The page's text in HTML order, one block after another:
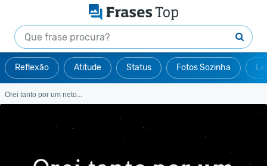
Reflexão Atitude Status Fotos Sozinha
Orei tanto por um neto...